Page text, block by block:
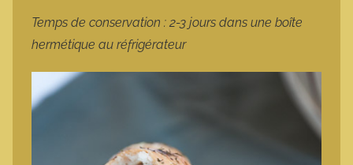
Temps de conservation : 2-3 jours dans une boîte
hermétique au réfrigérateur